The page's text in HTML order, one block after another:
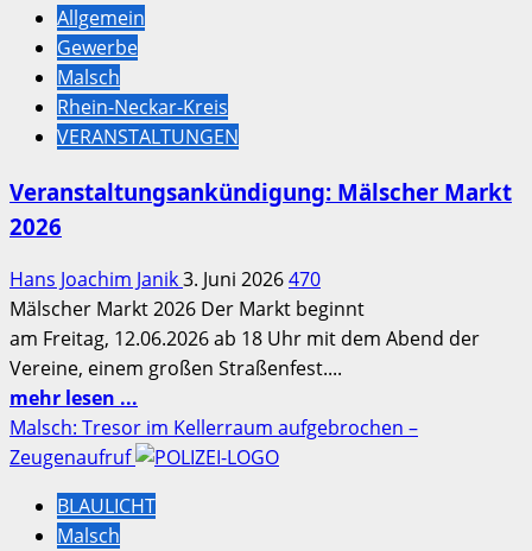
Wochenende
war
–
Kurzbesuch
dem
Malsch
Allgemein
Gewerbe
Malsch
Rhein-Neckar-Kreis
VERANSTALTUNGEN
Veranstaltungsankündigung: Mälscher Markt
2026
Hans Joachim Janik3. Juni 2026470
Mälscher Markt 2026 Der Markt beginnt
am Freitag, 12.06.2026 ab 18 Uhr mit dem Abend der
Vereine, einem großen Straßenfest....
mehr lesen ...
Informationen
über
Veranstaltungsankündigung:
Mälscher
Malsch: Tresor im Kellerraum aufgebrochen –
Zeugenaufruf
BLAULICHT
Malsch